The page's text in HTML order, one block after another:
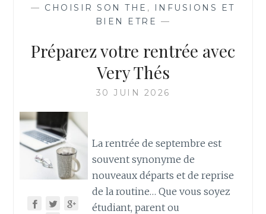
— CHOISIR SON THE ,
INFUSIONS ET
BIEN ETRE —
Préparez votre rentrée avec
Very Thés
30 JUIN 2026
La rentrée de septembre est
souvent synonyme de
nouveaux départs et de reprise
de la routine… Que vous soyez
étudiant, parent ou